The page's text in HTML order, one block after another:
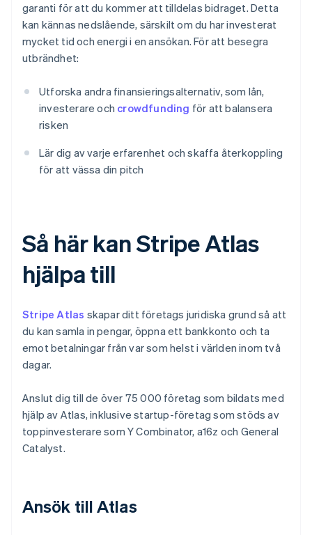
garanti för att du kommer att tilldelas bidraget. Detta
kan kännas nedslående, särskilt om du har investerat
mycket tid och energi i en ansökan. För att besegra
utbrändhet:
Utforska andra finansieringsalternativ, som lån,
investerare och crowdfunding för att balansera
risken
Lär dig av varje erfarenhet och skaffa återkoppling
för att vässa din pitch
Så här kan Stripe Atlas
hjälpa till
Stripe Atlas skapar ditt företags juridiska grund så att
du kan samla in pengar, öppna ett bankkonto och ta
emot betalningar från var som helst i världen inom två
dagar.
Anslut dig till de över 75 000 företag som bildats med
hjälp av Atlas, inklusive startup-företag som stöds av
toppinvesterare som Y Combinator, a16z och General
Catalyst.
Ansök till Atlas